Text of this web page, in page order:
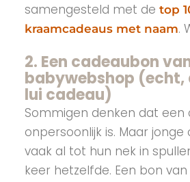
samengesteld met detop
kraamcadeaus met naam.
2. Een cadeaubon
babywebshop (echt,
lui cadeau)
Sommigen denken dat een
onpersoonlijk is. Maar jonge
vaak al tot hun nek in
keer hetzelfde. Een bon